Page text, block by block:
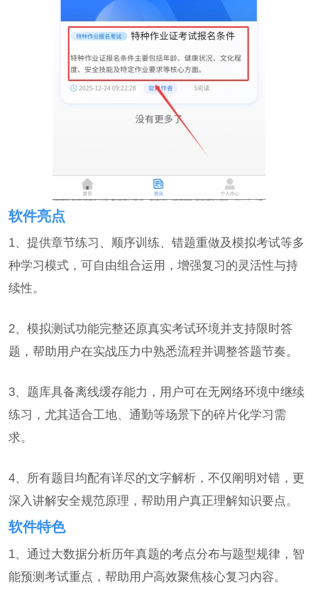
软件亮点
1、提供章节练习、顺序训练、错题重做及模拟考试等多
种学习模式，可自由组合运用，增强复习的灵活性与持
续性。
2、模拟测试功能完整还原真实考试环境并支持限时答
题，帮助用户在实战压力中熟悉流程并调整答题节奏。
3、题库具备离线缓存能力，用户可在无网络环境中继续
练习，尤其适合工地、通勤等场景下的碎片化学习需
求。
4、所有题目均配有详尽的文字解析，不仅阐明对错，更
深入讲解安全规范原理，帮助用户真正理解知识要点。
软件特色
1、通过大数据分析历年真题的考点分布与题型规律，智
能预测考试重点，帮助用户高效聚焦核心复习内容。